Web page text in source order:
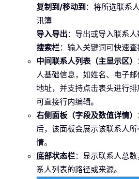
复制到/移动到 ：将所选联系
讯簿
导入导出 ：导出或导入联系
搜索栏：输入关键词可快速查
中间联系人列表（主显示区）
人基础信息，如姓名、电子
地址，并支持点击表头进行
可直接行内编辑。
右侧面板（字段及数值详情）
后，该面板会展示该联系人
情。
底部状态栏：显示联系人总
系人列表的路径或来源。